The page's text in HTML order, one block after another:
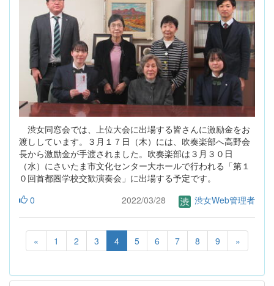
渋女同窓会では、上位大会に出場する皆さんに激励金をお
渡ししています。３月１７日（木）には、吹奏楽部へ高野会
長から激励金が手渡されました。吹奏楽部は３月３０日
（水）にさいたま市文化センター大ホールで行われる「第１
０回首都圏学校交歓演奏会」に出場する予定です。
0
2022/03/28 渋女Web管理者
« 1 2 3 4 5 6 7 8 9 »